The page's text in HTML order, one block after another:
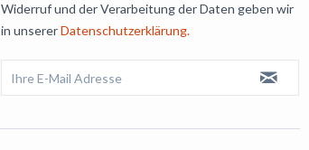
Widerruf und der Verarbeitung der Daten geben wir
in unsererDatenschutzerklärung.